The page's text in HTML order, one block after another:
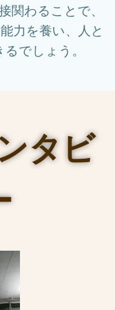
関わることで、
力を養い、人と
でしょう。
タビ